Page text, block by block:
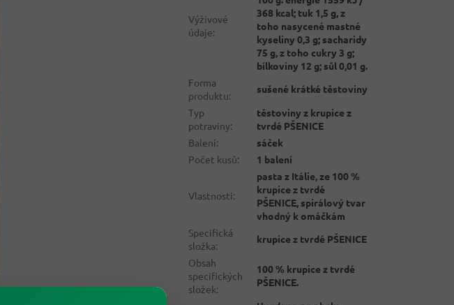
Výživové
údaje:
368 kcal; tuk 1,5 g, z
toho nasycené mastné
kyseliny 0,3 g; sacharidy
75 g, z toho cukry 3 g;
bílkoviny 12 g; sůl 0,01 g.
Forma
produktu:
sušené krátké těstoviny
Typ
potraviny:
těstoviny z krupice z
tvrdé PŠENICE
Balení:
sáček
Počet kusů: 1 balení
Vlastnosti:
pasta z Itálie, ze 100 %
krupice z tvrdé
PŠENICE, spirálový tvar
vhodný k omáčkám
Specifická
složka:
krupice z tvrdé PŠENICE
Obsah
specifických
složek:
100 % krupice z tvrdé
PŠENICE.